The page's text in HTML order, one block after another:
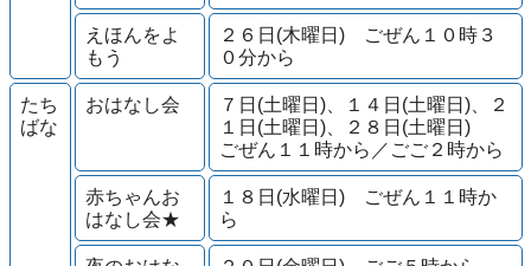
えほんをよ
もう
２６日(木曜日) ごぜん１０時３
０分から
たち
ばな
おはなし会
７日(土曜日)、１４日(土曜日)、２
１日(土曜日)、２８日(土曜日)
ごぜん１１時から／ごご２時から
赤ちゃんお
はなし会★
１８日(水曜日) ごぜん１１時か
ら